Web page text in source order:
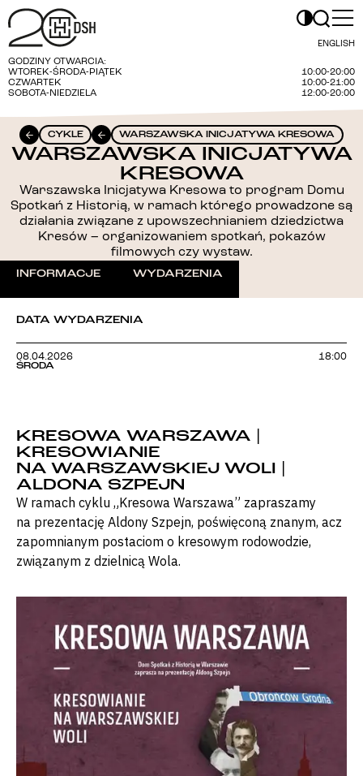
ENGLISH
GODZINY OTWARCIA:
WTOREK-ŚRODA-PIĄTEK
10:00-20:00
CZWARTEK
10:00-21:00
SOBOTA-NIEDZIELA
12:00-20:00
CYKLE WARSZAWSKA INICJATYWA KRESOWA
WARSZAWSKA INICJATYWA
KRESOWA
Warszawska Inicjatywa Kresowa to program Domu
Spotkań z Historią, w ramach którego prowadzone są
działania związane z upowszechnianiem dziedzictwa
Kresów – organizowaniem spotkań, pokazów
filmowych czy wystaw.
INFORMACJE
WYDARZENIA
DATA WYDARZENIA
08.04.2026
ŚRODA
18:00
KRESOWA WARSZAWA |
KRESOWIANIE
NA WARSZAWSKIEJ WOLI |
ALDONA SZPEJN
W ramach cyklu „Kresowa Warszawa” zapraszamy
na prezentację Aldony Szpejn, poświęconą znanym, acz
zapomnianym postaciom o kresowym rodowodzie,
związanym z dzielnicą Wola.